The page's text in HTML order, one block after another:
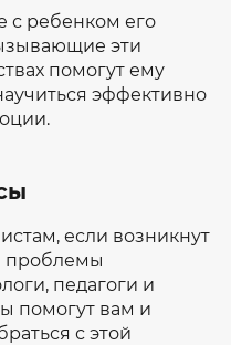
с ребенком его
эти
помогут ему
эффективно
если возникнут
проблемы
педагоги и
помогут вам и
с этой